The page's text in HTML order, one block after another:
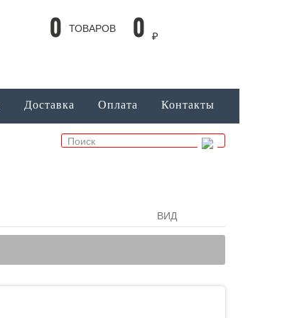
0 ТОВАРОВ 0 ₽
Доставка Оплата Контакты
ВИД